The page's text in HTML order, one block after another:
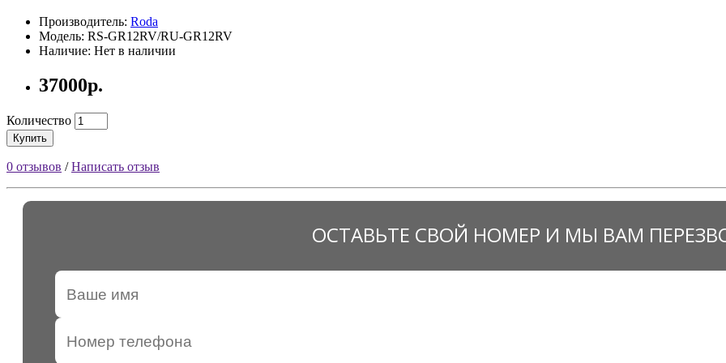
Производитель: Roda
Модель: RS-GR12RV/RU-GR12RV
Наличие: Нет в наличии
37000р.
Количество
Купить
0 отзывов /Написать отзыв
ОСТАВЬТЕ СВОЙ НОМЕР И МЫ ВАМ